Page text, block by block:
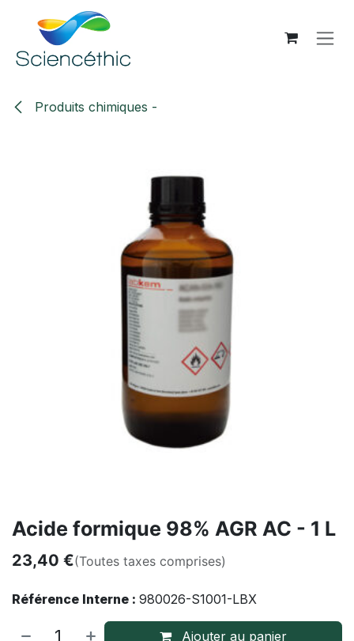
Se rendre au contenu
Produits chimiques -
Acide formique 98% AGR AC - 1 L
23,40 €(Toutes taxes comprises)
Référence Interne : 980026-S1001-LBX
Ajouter au panier